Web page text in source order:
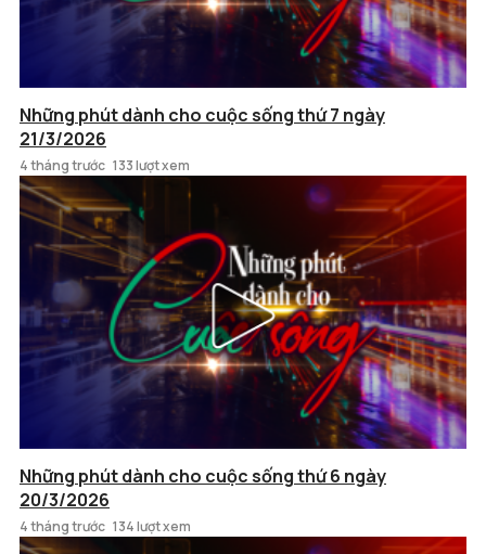
Những phút dành cho cuộc sống thứ 7 ngày
21/3/2026
4 tháng trước 133 lượt xem
Những phút dành cho cuộc sống thứ 6 ngày
20/3/2026
4 tháng trước 134 lượt xem